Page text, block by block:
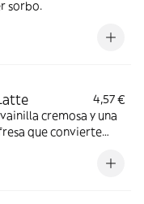
sorbo.
4,57 €
cremosa y una
que convierte